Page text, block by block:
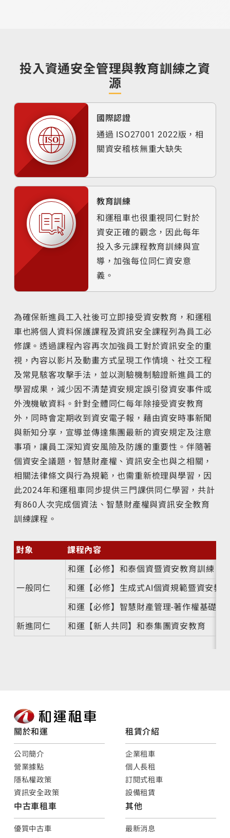
投入資通安全管理與教育訓練之資
源
國際認證
通過 ISO27001 2022版，相
關資安稽核無重大缺失
教育訓練
和運租車也很重視同仁對於
資安正確的觀念，因此每年
投入多元課程教育訓練與宣
導，加強每位同仁資安意
義。
為確保新進員工入社後可立即接受資安教育，和運租
車也將個人資料保護課程及資訊安全課程列為員工必
修課。透過課程內容再次加強員工對於資訊安全的重
視，內容以影片及動畫方式呈現工作情境、社交工程
及常見駭客攻擊手法，並以測驗機制驗證新進員工的
學習成果，減少因不清楚資安規定誤引發資安事件或
外洩機敏資料。針對全體同仁每年除接受資安教育
外，同時會定期收到資安電子報，藉由資安時事新聞
與新知分享，宣導並傳達集團最新的資安規定及注意
事項，讓員工深知資安風險及防護的重要性。伴隨著
個資安全議題，智慧財產權、資訊安全也與之相關，
相關法律條文與行為規範，也需重新梳理與學習，因
此2024年和運租車同步提供三門課供同仁學習，共計
有860人次完成個資法、智慧財產權與資訊安全教育
訓練課程。
對象 課程內容
一般同仁
和運【必修】和泰個資暨資安教育訓練
和運【必修】生成式AI個資規範暨資安教
和運【必修】智慧財產管理-著作權基礎篇
新進同仁
和運【新人共同】和泰集團資安教育
關於和運
公司簡介
營業據點
隱私權政策
資訊安全政策
租賃介紹
企業租車
個人長租
訂閱式租車
設備租賃
中古車租車
優質中古車
其他
最新消息